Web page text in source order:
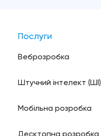
Послуги
Веброзробка
Штучний інтелект (ШI)
Мобільна розробка